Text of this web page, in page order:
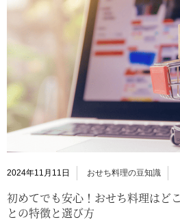
2024年11月11日 おせち料理の豆知識
初めてでも安心！おせち料理はど
との特徴と選び方